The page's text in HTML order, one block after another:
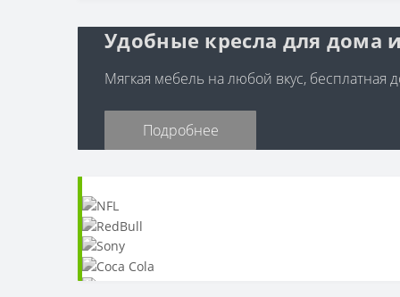
Удобные кресла для дома
Мягкая мебель на любой вкус, бесплатная
Подробнее